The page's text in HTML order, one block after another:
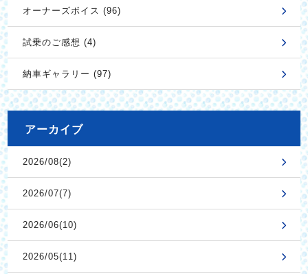
オーナーズボイス (96)
試乗のご感想 (4)
納車ギャラリー (97)
アーカイブ
2026/08(2)
2026/07(7)
2026/06(10)
2026/05(11)